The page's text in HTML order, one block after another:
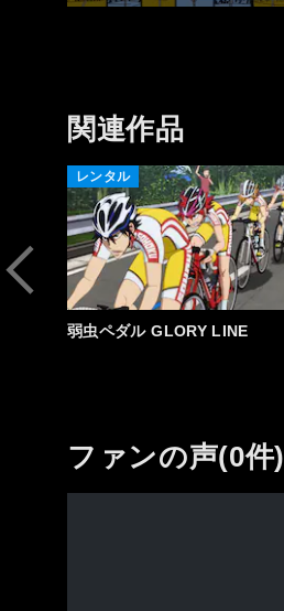
関連作品
レンタル
弱虫ペダル GLORY LINE
ファンの声(0件)